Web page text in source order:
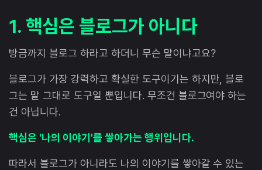
1. 핵심은 블로그가 아니다
방금까지 블로그 하라고 하더니 무슨 말이냐고요?
블로그가 가장 강력하고 확실한 도구이기는 하지만, 블로
그는 말 그대로 도구일 뿐입니다. 무조건 블로그여야 하는
건 아닙니다.
핵심은 '나의 이야기'를 쌓아가는 행위입니다.
따라서 블로그가 아니라도 나의 이야기를 쌓아갈 수 있는